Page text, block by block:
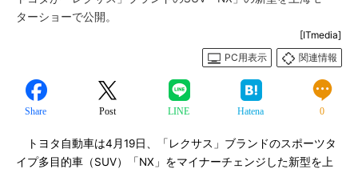
ターショーで公開。
[ITmedia]
PC用表示
関連情報
Share Post LINE Hatena 0
トヨタ自動車は4月19日、「レクサス」ブランドのスポーツタ
イプ多目的車（SUV）「NX」をマイナーチェンジした新型を上